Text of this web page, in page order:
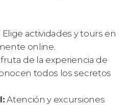
Elige actividades y tours en
online.
de la experiencia de
todos los secretos
Atención y excursiones